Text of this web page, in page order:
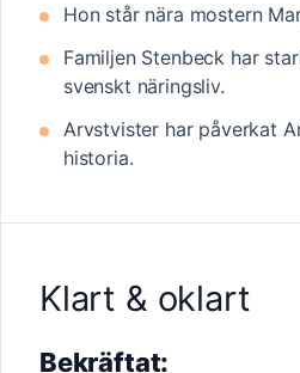
Hon står nära mostern
Familjen Stenbeck har
svenskt näringsliv.
Arvstvister har påverkat
historia.
Klart & oklart
Bekräftat: